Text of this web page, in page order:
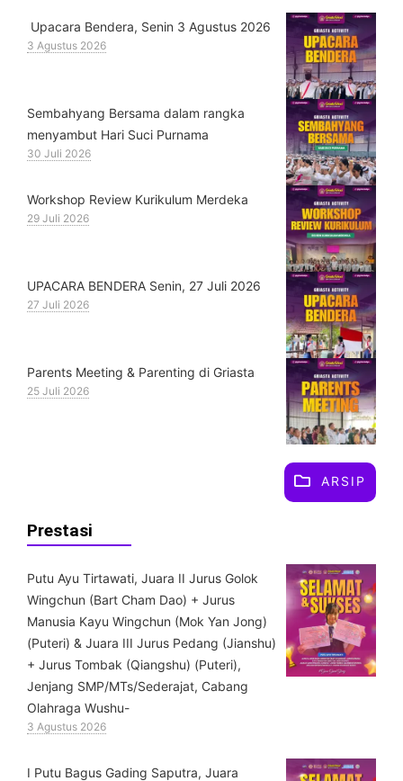
Upacara Bendera, Senin 3 Agustus 2026
3 Agustus 2026
Sembahyang Bersama dalam rangka
menyambut Hari Suci Purnama
30 Juli 2026
Workshop Review Kurikulum Merdeka
29 Juli 2026
UPACARA BENDERA Senin, 27 Juli 2026
27 Juli 2026
Parents Meeting & Parenting di Griasta
25 Juli 2026
ARSIP
Prestasi
Putu Ayu Tirtawati, Juara II Jurus Golok
Wingchun (Bart Cham Dao) + Jurus
Manusia Kayu Wingchun (Mok Yan Jong)
(Puteri) & ⁠Juara III Jurus Pedang (Jianshu)
+ Jurus Tombak (Qiangshu) (Puteri),
Jenjang SMP/MTs/Sederajat, Cabang
Olahraga Wushu-
3 Agustus 2026
I Putu Bagus Gading Saputra, Juara